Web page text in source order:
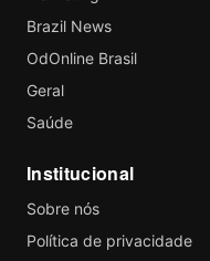
Brazil News
OdOnline Brasil
Geral
Saúde
Institucional
Sobre nós
Política de privacidade